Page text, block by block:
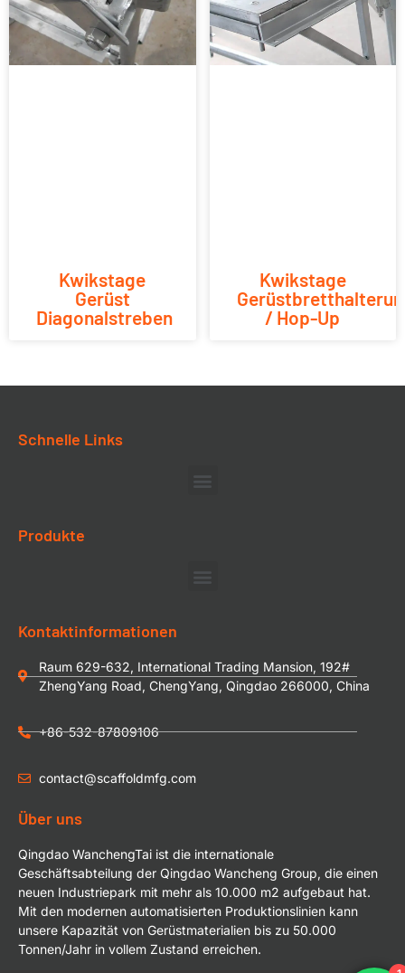
Kwikstage
Gerüst
Diagonalstreben
Kwikstage
/ Hop-Up
Schnelle Links
Produkte
Kontaktinformationen
Raum 629-632, International Trading Mansion, 192#
ZhengYang Road, ChengYang, Qingdao 266000, China
+86-532-87809106
contact@scaffoldmfg.com
Über uns
Qingdao WanchengTai ist die internationale
Geschäftsabteilung der Qingdao Wancheng Group, die einen
neuen Industriepark mit mehr als 10.000 m2 aufgebaut hat.
Mit den modernen automatisierten Produktionslinien kann
unsere Kapazität von Gerüstmaterialien bis zu 50.000
Tonnen/Jahr in vollem Zustand erreichen.